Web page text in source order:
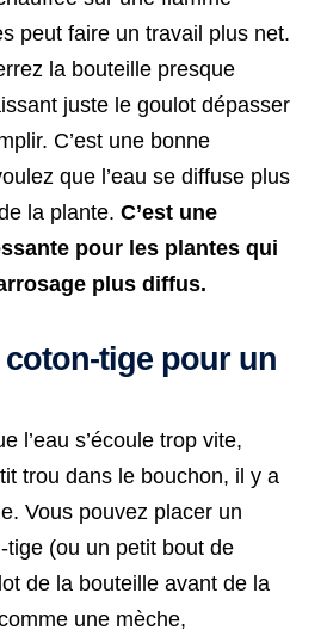
peut faire un travail plus net.
la bouteille presque
juste le goulot dépasser
C’est une bonne
que l’eau se diffuse plus
la plante. C’est une
pour les plantes qui
plus diffus.
coton-tige pour un
l’eau s’écoule trop vite,
trou dans le bouchon, il y a
Vous pouvez placer un
tige (ou un petit bout de
de la bouteille avant de la
une mèche,